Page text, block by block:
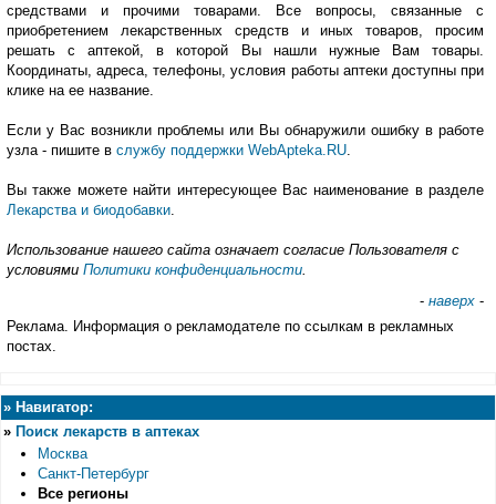
средствами и прочими товарами. Все вопросы, связанные с
приобретением лекарственных средств и иных товаров, просим
решать с аптекой, в которой Вы нашли нужные Вам товары.
Координаты, адреса, телефоны, условия работы аптеки доступны при
клике на ее название.
Если у Вас возникли проблемы или Вы обнаружили ошибку в работе
узла - пишите в службу поддержки WebApteka.RU
Вы также можете найти интересующее Вас наименование в разделе
Лекарства и биодобавки
Использование нашего сайта означает согласие Пользователя с
условиями Политики конфиденциальности
- наверх -
Реклама. Информация о рекламодателе по ссылкам в рекламных
постах.
» Навигатор:
» Поиск лекарств в аптеках
Москва
Санкт-Петербург
Все регионы